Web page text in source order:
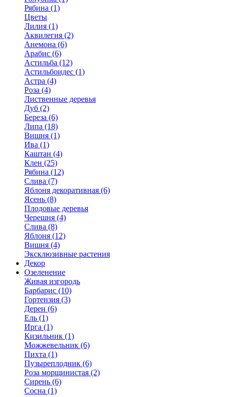
Рябина (1)
Цветы
Лилия (1)
Аквилегия (2)
Анемона (6)
Арабис (6)
Астильба (12)
Астильбоидес (1)
Астра (4)
Роза (4)
Лиственные деревья
Дуб (2)
Береза (6)
Липа (18)
Вишня (1)
Ива (1)
Каштан (4)
Клен (25)
Рябина (12)
Слива (7)
Яблоня декоративная (6)
Ясень (8)
Плодовые деревья
Черешня (4)
Слива (8)
Яблоня (12)
Вишня (4)
Эксклюзивные растения
Декор
Озеленение
Живая изгородь
Барбарис (10)
Гортензия (3)
Дерен (6)
Ель (1)
Ирга (1)
Кизильник (1)
Можжевельник (6)
Пихта (1)
Пузыреплодник (6)
Роза морщинистая (2)
Сирень (6)
Сосна (1)